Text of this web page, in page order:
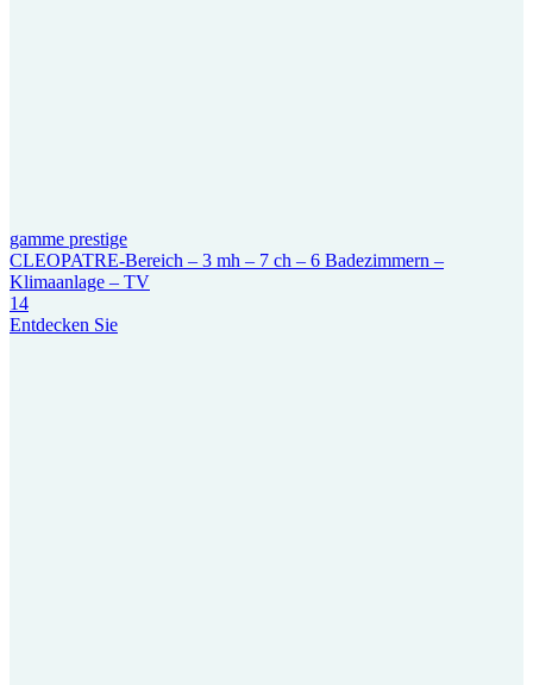
gamme prestige
CLEOPATRE-Bereich – 3 mh – 7 ch – 6 Badezimmern –
Klimaanlage – TV
14
Entdecken Sie